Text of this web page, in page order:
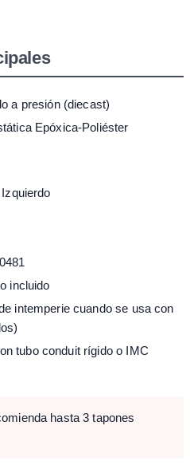
a presión (diecast)
Epóxica-Poliéster
incluido
intemperie cuando se usa con
tubo conduit rígido o IMC
hasta 3 tapones